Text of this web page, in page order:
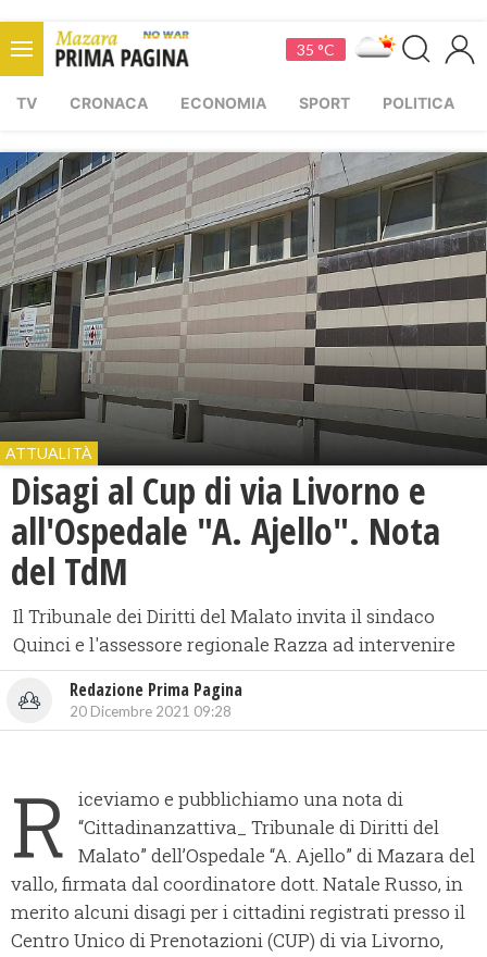
35 °C
TV CRONACA ECONOMIA SPORT POLITICA
ATTUALITÀ
Disagi al Cup di via Livorno e
all'Ospedale "A. Ajello". Nota
del TdM
Il Tribunale dei Diritti del Malato invita il sindaco
Quinci e l'assessore regionale Razza ad intervenire
Redazione Prima Pagina
20 Dicembre 2021 09:28
R
iceviamo e pubblichiamo una nota di
“Cittadinanzattiva_ Tribunale di Diritti del
Malato” dell’Ospedale “A. Ajello” di Mazara del
vallo, firmata dal coordinatore dott. Natale Russo, in
merito alcuni disagi per i cittadini registrati presso il
Centro Unico di Prenotazioni (CUP) di via Livorno,